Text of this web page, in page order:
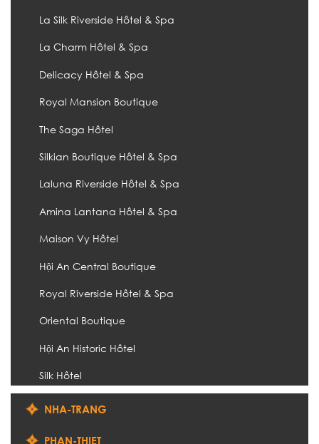
La Silk Riverside Hôtel & Spa
La Charm Hôtel & Spa
Delicacy Hôtel & Spa
Royal Mansion Boutique
The Saga Hôtel
Silkian Boutique Hôtel & Spa
Laluna Riverside Hôtel & Spa
Amina Lantana Hôtel & Spa
Maison Vy Hôtel
Hội An Central Boutique
Royal Riverside Hôtel & Spa
Oriental Boutique
Hội An Historic Hôtel
Silk Hôtel
NHA-TRANG
PHAN-THIET